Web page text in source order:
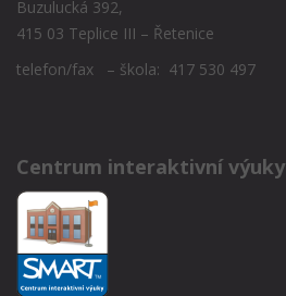
Buzulucká 392,
415 03 Teplice III – Řetenice
telefon/fax – škola: 417 530 497
Centrum interaktivní výuky